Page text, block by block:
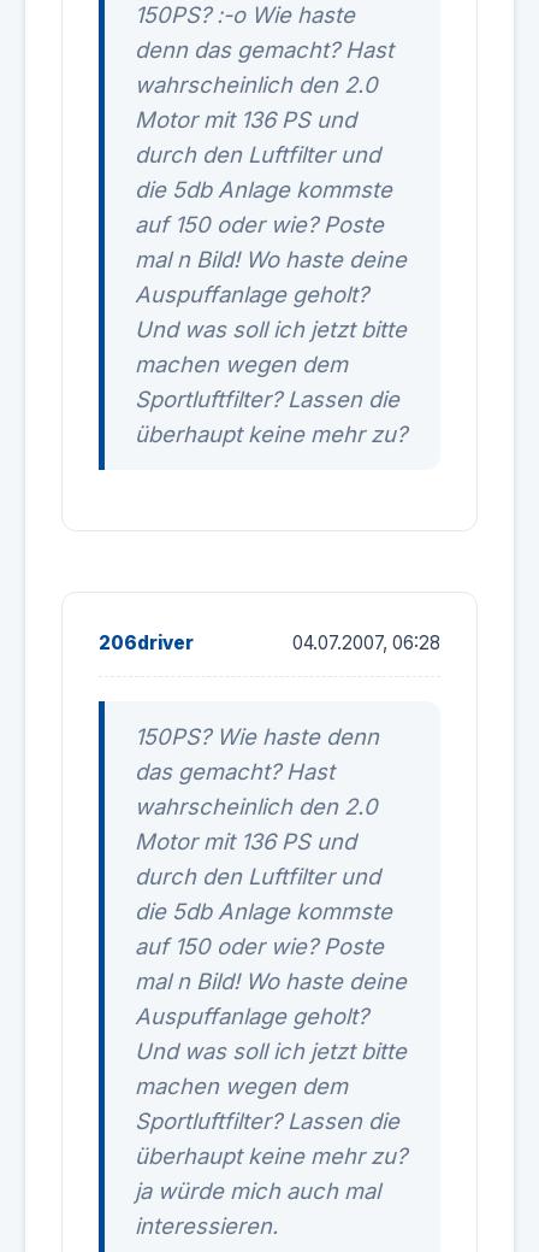
150PS? :-o Wie haste
denn das gemacht? Hast
wahrscheinlich den 2.0
Motor mit 136 PS und
durch den Luftfilter und
die 5db Anlage kommste
auf 150 oder wie? Poste
mal n Bild! Wo haste deine
Auspuffanlage geholt?
Und was soll ich jetzt bitte
machen wegen dem
Sportluftfilter? Lassen die
überhaupt keine mehr zu?
206driver 04.07.2007, 06:28
150PS? Wie haste denn
das gemacht? Hast
wahrscheinlich den 2.0
Motor mit 136 PS und
durch den Luftfilter und
die 5db Anlage kommste
auf 150 oder wie? Poste
mal n Bild! Wo haste deine
Auspuffanlage geholt?
Und was soll ich jetzt bitte
machen wegen dem
Sportluftfilter? Lassen die
überhaupt keine mehr zu?
ja würde mich auch mal
interessieren.